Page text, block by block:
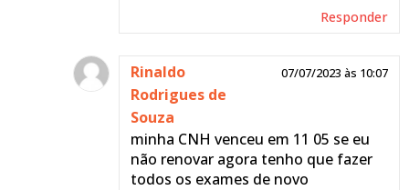
Responder
Rinaldo
Rodrigues de
Souza
07/07/2023 às 10:07
minha CNH venceu em 11 05 se eu
não renovar agora tenho que fazer
todos os exames de novo